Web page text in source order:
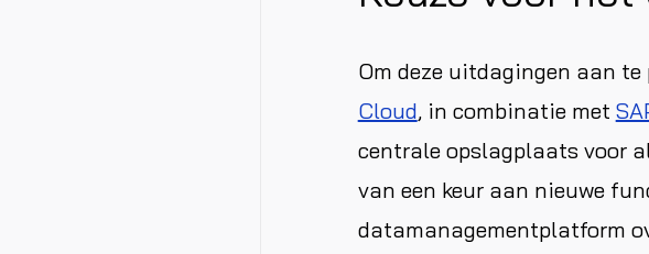
Om deze uitdagingen aan
Cloud, in combinatie met
centrale opslagplaats voor
van een keur aan nieuwe
datamanagementplatform